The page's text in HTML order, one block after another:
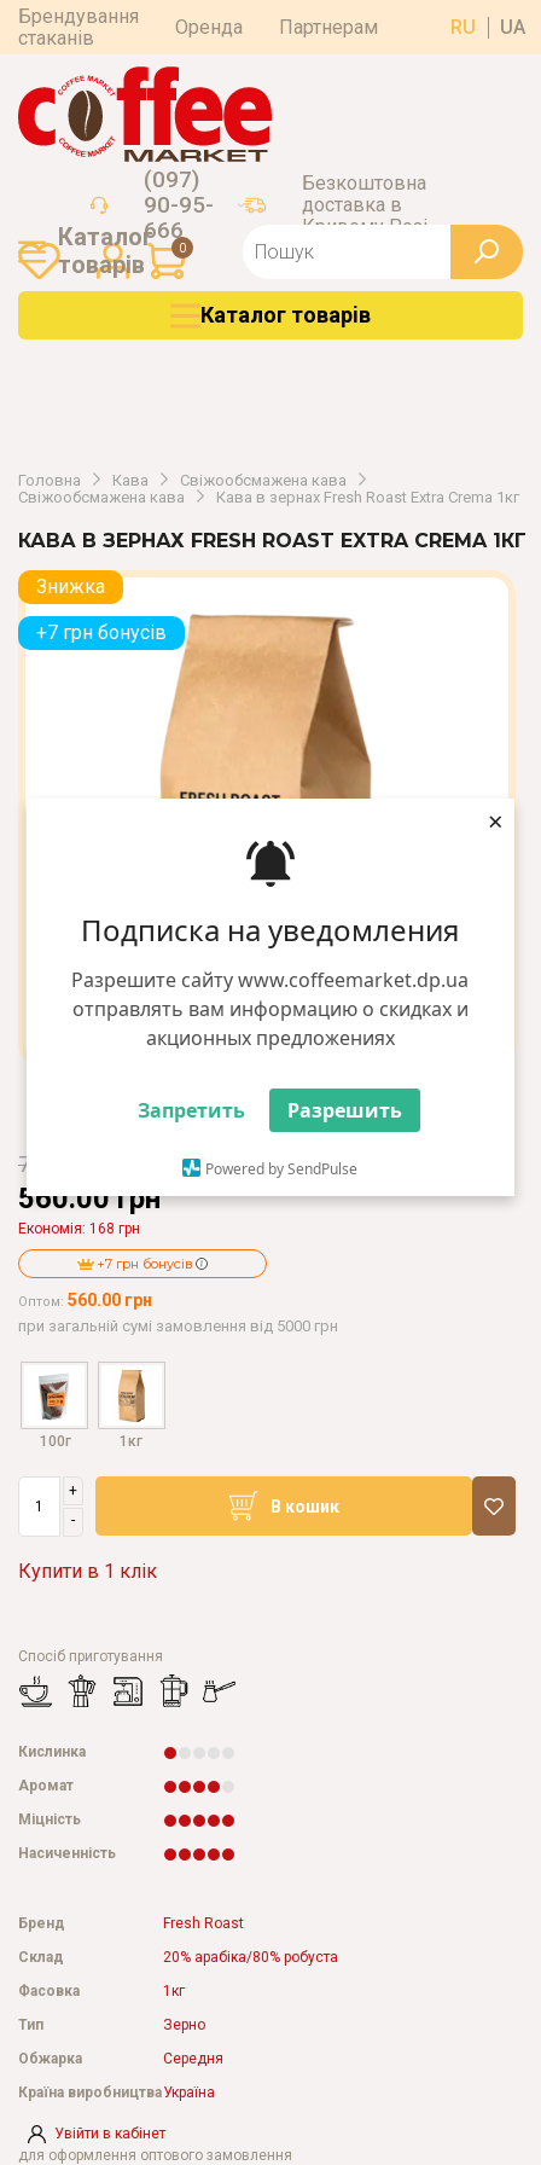
Подписка на уведомления
Разрешите сайту www.coffeemarket.dp.ua
отправлять вам информацию о скидках и
акционных предложениях
Запретить Разрешить
Powered by SendPulse
×
Брендування
стаканів
Оренда Партнерам RU UA
(097)
90-95-
666
Безкоштовна
доставка в
Кривому Розі
0
Каталог
товарiв
Каталог товарiв
Головна Кава
Свіжообсмажена кава
Свіжообсмажена кава
Кава в зернах Fresh Roast Extra Crema 1кг
КАВА В ЗЕРНАХ FRESH ROAST EXTRA CREMA 1КГ
Знижка
+7 грн бонусів
728.00 грн
560.00 грн
Eкономія: 168 грн
+7 грн бонусів
Оптом: 560.00 грн
при загальній сумі замовлення від 5000 грн
100г 1кг
+
-
В кошик
Купити в 1 клік
Спосіб приготування
Кислинка
Аромат
Міцність
Насиченність
Увійти в кабінет
для оформлення оптового замовлення
Бренд
Fresh Roast
Склад
20% арабіка/80% робуста
Фасовка
1кг
Тип
Зерно
Обжарка
Середня
Країна виробництваУкраїна